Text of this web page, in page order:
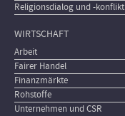
Religionsdialog und -konflikt
WIRTSCHAFT
Arbeit
Fairer Handel
Finanzmärkte
Rohstoffe
Unternehmen und CSR